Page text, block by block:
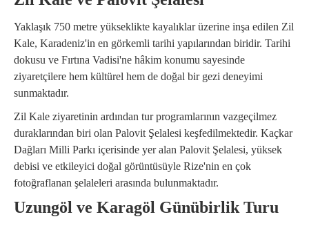
Yaklaşık 750 metre yükseklikte kayalıklar üzerine inşa edilen Zil
Kale, Karadeniz'in en görkemli tarihi yapılarından biridir. Tarihi
dokusu ve Fırtına Vadisi'ne hâkim konumu sayesinde
ziyaretçilere hem kültürel hem de doğal bir gezi deneyimi
sunmaktadır.
Zil Kale ziyaretinin ardından tur programlarının vazgeçilmez
duraklarından biri olan Palovit Şelalesi keşfedilmektedir. Kaçkar
Dağları Milli Parkı içerisinde yer alan Palovit Şelalesi, yüksek
debisi ve etkileyici doğal görüntüsüyle Rize'nin en çok
fotoğraflanan şelaleleri arasında bulunmaktadır.
Uzungöl ve Karagöl Günübirlik Turu